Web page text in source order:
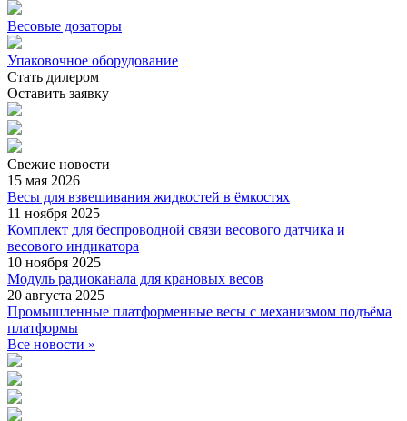
Весовые дозаторы
Упаковочное оборудование
Стать дилером
Оставить заявку
Свежие новости
15 мая 2026
Весы для взвешивания жидкостей в ёмкостях
11 ноября 2025
Комплект для беспроводной связи весового датчика и
весового индикатора
10 ноября 2025
Модуль радиоканала для крановых весов
20 августа 2025
Промышленные платформенные весы с механизмом подъёма
платформы
Все новости »